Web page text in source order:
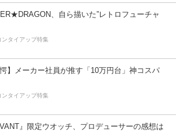
、自ら描いた”レトロフューチャ
ンタイアップ特集
愕】メーカー社員が推す「10万円台」神コスパ
ンタイアップ特集
』限定ウオッチ、プロデューサーの感想は